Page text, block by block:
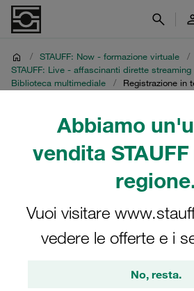
Abbiamo
vendita
Vuoi visitare
vedere le offerte e i
No, resta.
/ STAUFF: Now - formazione virtuale
/
STAUFF: Live - affascinanti dirette streaming
Biblioteca multimediale
/ Registrazione in
Registrazione
Diretta streaming STAUFF del 16